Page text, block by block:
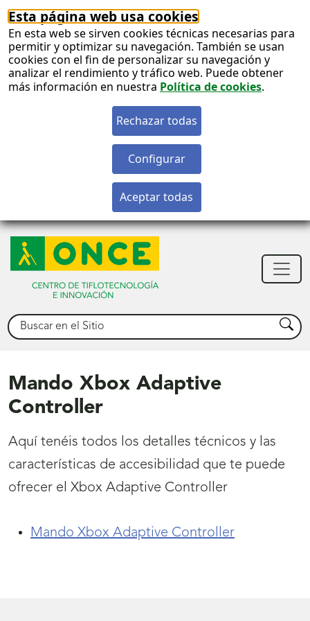
Esta página web usa cookies
En esta web se sirven cookies técnicas necesarias para
permitir y optimizar su navegación. También se usan
cookies con el fin de personalizar su navegación y
analizar el rendimiento y tráfico web. Puede obtener
más información en nuestra Política de cookies.
Buscar Buscar
Mando Xbox Adaptive
Controller
Aquí tenéis todos los detalles técnicos y las
características de accesibilidad que te puede
ofrecer el Xbox Adaptive Controller
Mando Xbox Adaptive Controller